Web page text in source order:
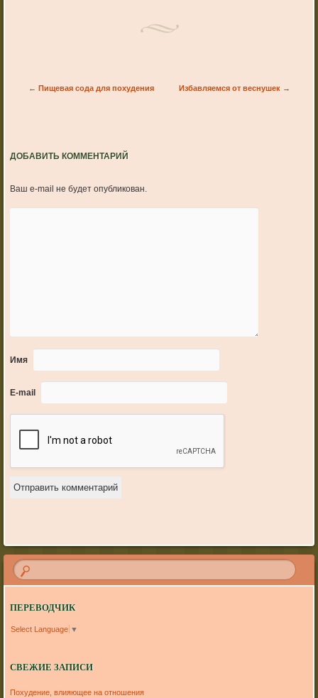
Post navigation
← Пищевая сода для похудения Избавляемся от веснушек →
ДОБАВИТЬ КОММЕНТАРИЙ
Ваш e-mail не будет опубликован.
Имя
E-mail
ПЕРЕВОДЧИК
Select Language ▼
СВЕЖИЕ ЗАПИСИ
Похудение, влияющее на отношения